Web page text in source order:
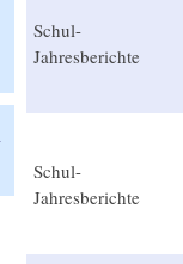
Schul-
Jahresberichte
Schul-
Jahresberichte